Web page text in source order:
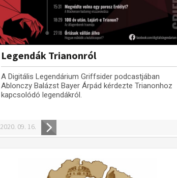
Legendák Trianonról
A Digitális Legendárium Griffsider podcastjában
Ablonczy Balázst Bayer Árpád kérdezte Trianonhoz
kapcsolódó legendákról.
2020. 09. 16.